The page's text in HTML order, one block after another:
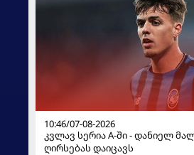
10:46/07-08-2026
კვლავ სერია A-ში - დანიელ
ღირსებას დაიცავს